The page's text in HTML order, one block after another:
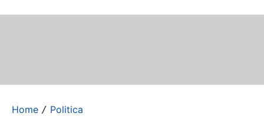
Home / Politica